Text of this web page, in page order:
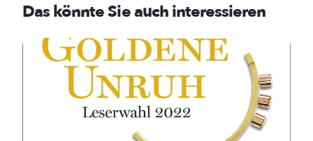
Das könnte Sie auch interessieren